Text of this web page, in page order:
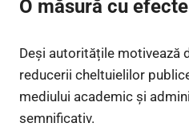
O măsură cu
Deși autoritățile motivează
reducerii cheltuielilor
mediului academic și
semnificativ.